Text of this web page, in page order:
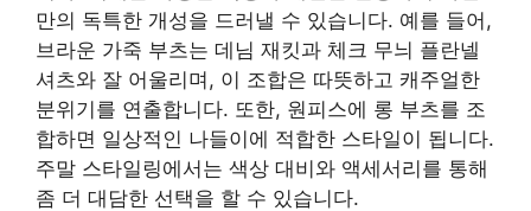
만의 독특한 개성을 드러낼 수 있습니다. 예를 들어,
브라운 가죽 부츠는 데님 재킷과 체크 무늬 플란넬
셔츠와 잘 어울리며, 이 조합은 따뜻하고 캐주얼한
분위기를 연출합니다. 또한, 원피스에 롱 부츠를 조
합하면 일상적인 나들이에 적합한 스타일이 됩니다.
주말 스타일링에서는 색상 대비와 액세서리를 통해
좀 더 대담한 선택을 할 수 있습니다.